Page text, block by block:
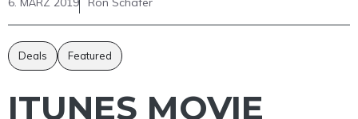
Deals Featured
ITUNES MOVIE